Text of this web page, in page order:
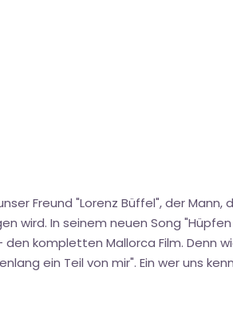
Freund "Lorenz Büffel", der Mann,
wird. In seinem neuen Song
kompletten Mallorca Film. Denn
ein Teil von mir". Ein wer uns